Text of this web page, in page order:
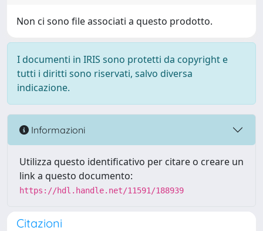
Non ci sono file associati a questo prodotto.
I documenti in IRIS sono protetti da copyright e
tutti i diritti sono riservati, salvo diversa
indicazione.
Informazioni
Utilizza questo identificativo per citare o creare un
link a questo documento:
https://hdl.handle.net/11591/188939
Citazioni